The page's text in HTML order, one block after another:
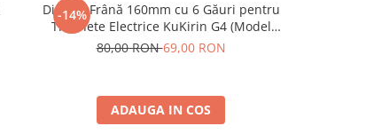
-14%
Disc de Frână 160mm cu 6 Găuri pentru
Trotinete Electrice KuKirin G4 (Model
2025) și KuKirin G2 – Performanță
80,00 RON69,00 RON
ADAUGA IN COS